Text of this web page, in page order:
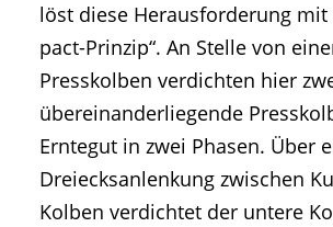
löst diese Herausforderung mit
pact-Prinzip“. An Stelle von
Presskolben verdichten hier
übereinanderliegende
Erntegut in zwei Phasen. Über
Dreiecksanlenkung zwischen
Kolben verdichtet der untere